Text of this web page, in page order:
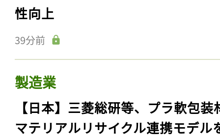
性向上
39分前
製造業
【日本】三菱総研等、プラ軟包装
マテリアルリサイクル連携モデル